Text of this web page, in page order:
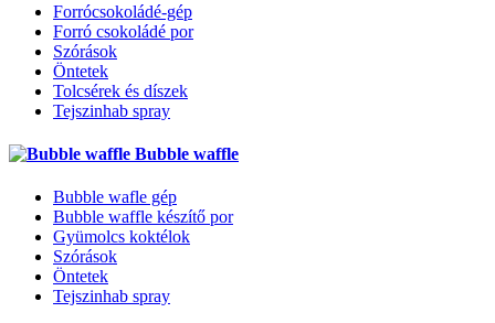
Forrócsokoládé-gép
Forró csokoládé por
Szórások
Öntetek
Tolcsérek és díszek
Tejszinhab spray
Bubble waffle
Bubble wafle gép
Bubble waffle készítő por
Gyümolcs koktélok
Szórások
Öntetek
Tejszinhab spray